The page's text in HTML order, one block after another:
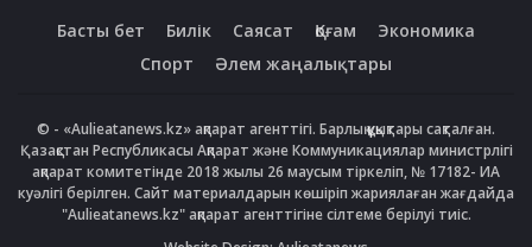
Басты бет Билік Саясат Қоғам
Экономика
Спорт
Әлем жаңалықтары
© - «Aulieatanews.kz» ақпарат агенттігі. Барлық құқықтары сақталған.
Қазақстан Республикасы Ақпарат және Коммуникациялар министрлігі
ақпарат комитетінде 2018 жылы 26 маусым тіркеліп, № 17182- ИА
куәлігі берілген. Сайт материалдарын көшіріп жариялаған жағдайда
"Aulieatanews.kz" ақпарат агенттігіне сілтеме берілуі тиіс.